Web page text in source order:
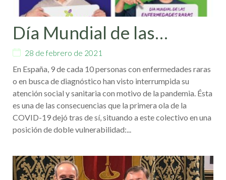
Día Mundial de las
Enfermedades Raras
28 de febrero de 2021
En España, 9 de cada 10 personas con enfermedades raras
o en busca de diagnóstico han visto interrumpida su
atención social y sanitaria con motivo de la pandemia. Ésta
es una de las consecuencias que la primera ola de la
COVID-19 dejó tras de sí, situando a este colectivo en una
posición de doble vulnerabilidad:...